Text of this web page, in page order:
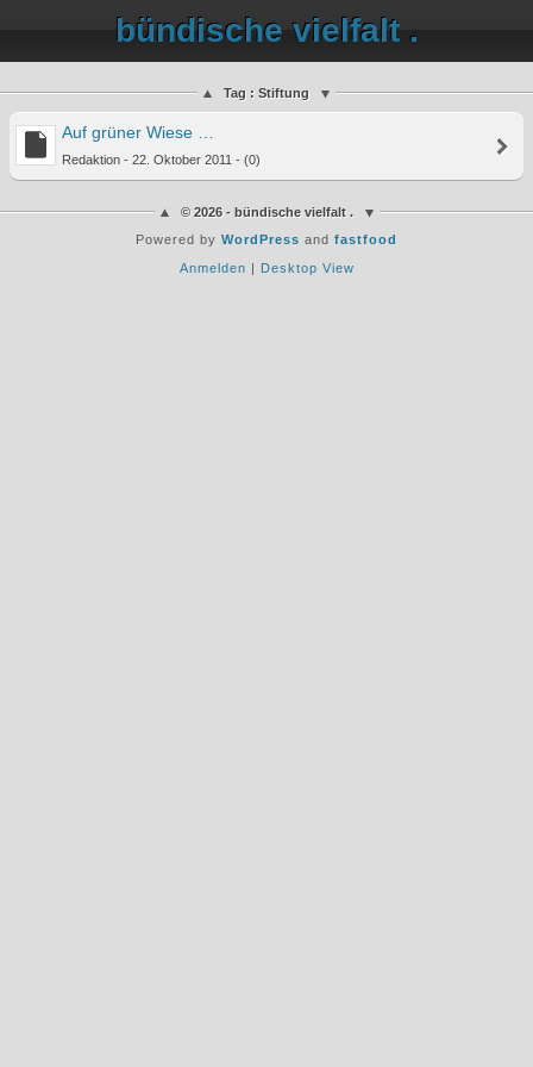
bündische vielfalt .
Tag : Stiftung
Auf grüner Wiese …
Redaktion - 22. Oktober 2011 - (0)
© 2026 - bündische vielfalt .
Powered by WordPress and fastfood
Anmelden | Desktop View